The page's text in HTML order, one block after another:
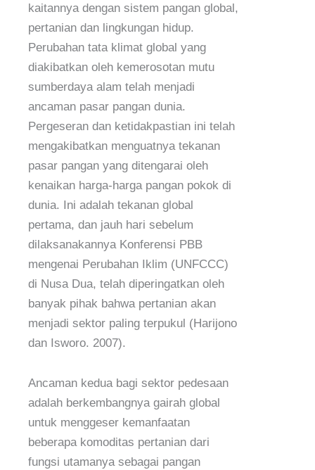
kaitannya dengan sistem pangan global,
pertanian dan lingkungan hidup.
Perubahan tata klimat global yang
diakibatkan oleh kemerosotan mutu
sumberdaya alam telah menjadi
ancaman pasar pangan dunia.
Pergeseran dan ketidakpastian ini telah
mengakibatkan menguatnya tekanan
pasar pangan yang ditengarai oleh
kenaikan harga-harga pangan pokok di
dunia. Ini adalah tekanan global
pertama, dan jauh hari sebelum
dilaksanakannya Konferensi PBB
mengenai Perubahan Iklim (UNFCCC)
di Nusa Dua, telah diperingatkan oleh
banyak pihak bahwa pertanian akan
menjadi sektor paling terpukul (Harijono
dan Isworo. 2007).
Ancaman kedua bagi sektor pedesaan
adalah berkembangnya gairah global
untuk menggeser kemanfaatan
beberapa komoditas pertanian dari
fungsi utamanya sebagai pangan